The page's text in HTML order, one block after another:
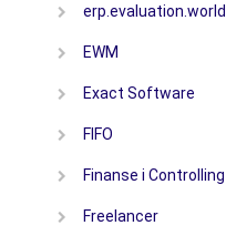
erp.evaluation.world
EWM
Exact Software
FIFO
Finanse i Controlling
Freelancer